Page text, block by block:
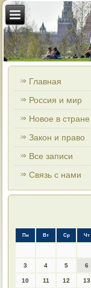
Главная
Россия и мир
Новое в стране
Закон и право
Все записи
Связь с нами
Пн Вт Ср Чт
3 4 5 6
10 11 12 13